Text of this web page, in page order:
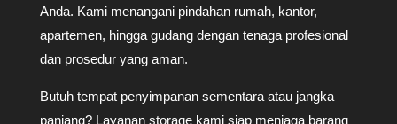
Anda. Kami menangani pindahan rumah, kantor,
apartemen, hingga gudang dengan tenaga profesional
dan prosedur yang aman.
Butuh tempat penyimpanan sementara atau jangka
panjang? Layanan storage kami siap menjaga barang